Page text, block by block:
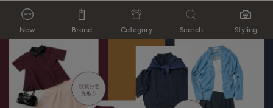
New Brand Category Search Styling